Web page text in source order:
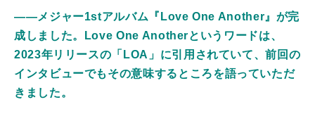
――メジャー1stアルバム『Love One Another』が完
成しました。Love One Anotherというワードは、
2023年リリースの「LOA」に引用されていて、前回の
インタビューでもその意味するところを語っていただ
きました。